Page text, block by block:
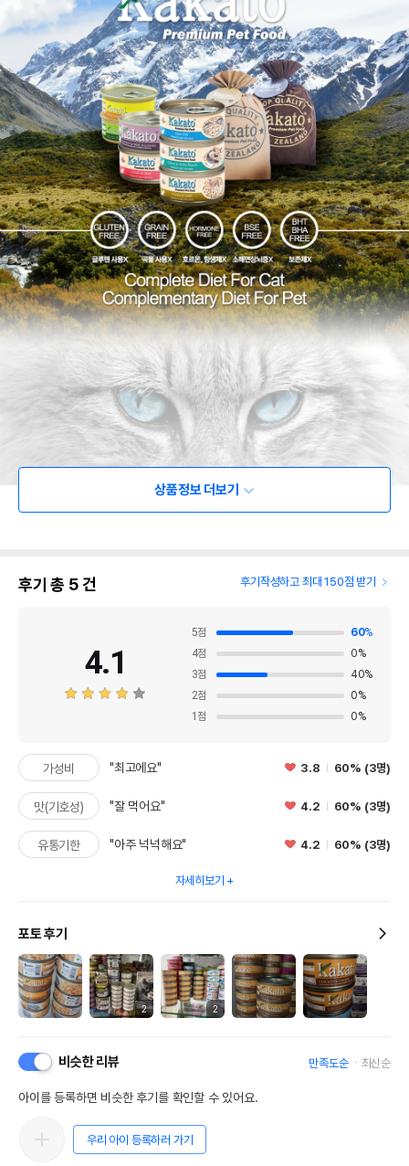
상품정보 더보기
후기 총 5건 후기작성하고 최대 150점 받기
4.1
5점 60%
4점 0%
3점 40%
2점 0%
1 점 0%
가성비 "최고에요" 3.8 60% (3명)
맛(기호성) "잘 먹어요" 4.2 60% (3명)
유통기한 "아주 넉넉해요" 4.2 60% (3명)
자세히보기
포토 후기
2 2
비슷한 리뷰 만족도순 최신순
아이를 등록하면 비슷한 후기를 확인할 수 있어요.
우리 아이 등록하러 가기